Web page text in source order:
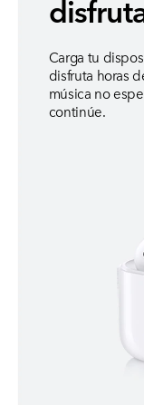
Carga tu
disfruta horas
música no
continúe.